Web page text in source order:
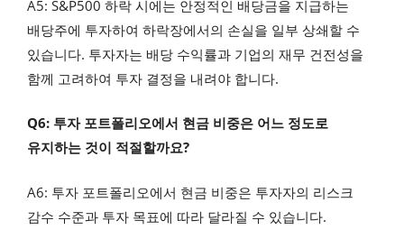
A5: S&P500 하락 시에는 안정적인 배당금을 지급하는
배당주에 투자하여 하락장에서의 손실을 일부 상쇄할 수
있습니다. 투자자는 배당 수익률과 기업의 재무 건전성을
함께 고려하여 투자 결정을 내려야 합니다.
Q6: 투자 포트폴리오에서 현금 비중은 어느 정도로
유지하는 것이 적절할까요?
A6: 투자 포트폴리오에서 현금 비중은 투자자의 리스크
감수 수준과 투자 목표에 따라 달라질 수 있습니다.